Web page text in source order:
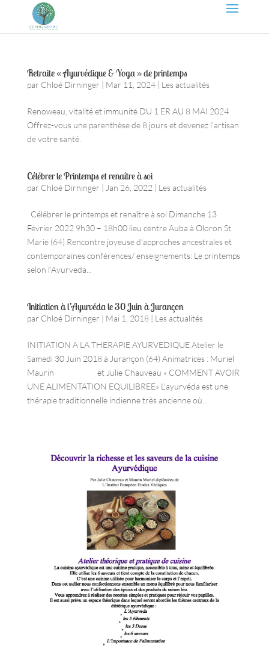
Retraite « Ayurvédique & Yoga » de printemps
par Chloé Dirninger | Mar 11, 2024| Les actualités
Renoweau, vitalité et immunité DU 1 ER AU 8 MAI 2024
Offrez-vous une parenthèse de 8 jours et devenez l’artisan
de votre santé.
Célébrer le Printemps et renaître à soi
par Chloé Dirninger | Jan 26, 2022 | Les actualités
Célébrer le printemps et renaître à soi Dimanche 13
Février 2022 9h30 – 18h00 lieu centre Auba à Oloron St
Marie (64) Rencontre joyeuse d’approches ancestrales et
contemporaines conférences/ enseignements: Le printemps
selon l’Ayurveda...
Initiation à l’Ayurvéda le 30 Juin à Jurançon
par Chloé Dirninger | Mai 1, 2018| Les actualités
INITIATION A LA THERAPIE AYURVEDIQUE Atelier le
Samedi 30 Juin 2018 à Jurançon (64) Animatrices : Muriel
Maurin et Julie Chauveau « COMMENT AVOIR
UNE ALIMENTATION EQUILIBREE» L’ayurvéda est une
thérapie traditionnelle indienne très ancienne où...